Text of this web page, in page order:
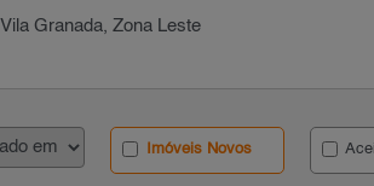
Vila Granada, Zona Leste
Imóveis Novos